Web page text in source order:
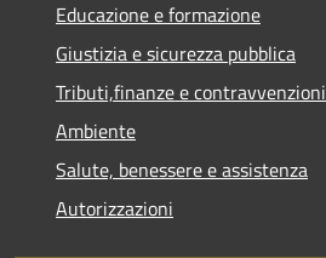
Educazione e formazione
Giustizia e sicurezza pubblica
Tributi,finanze e contravvenzioni
Ambiente
Salute, benessere e assistenza
Autorizzazioni